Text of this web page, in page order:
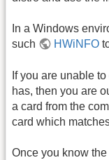
In a Windows
such
HWiNFO
If you are unable
has, then you are
a card from the
card which
Once you know